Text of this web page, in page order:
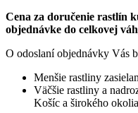
Cena za doručenie rastlín
objednávke do celkovej
O odoslaní objednávky Vás
Menšie rastliny
Väčšie rastliny a
Košíc a širokého